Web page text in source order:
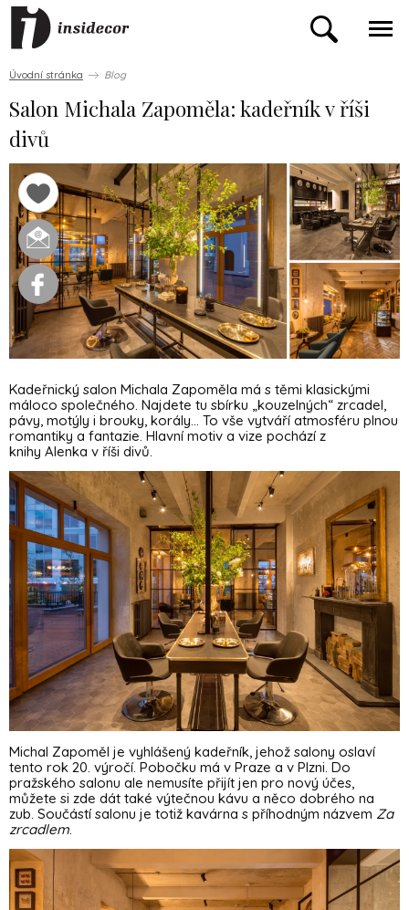
Úvodní stránka Blog
Salon Michala Zapoměla: kadeřník v říši
divů
Kadeřnický salon Michala Zapoměla má s těmi klasickými
máloco společného. Najdete tu sbírku „kouzelných“ zrcadel,
pávy, motýly i brouky, korály... To vše vytváří atmosféru plnou
romantiky a fantazie. Hlavní motiv a vize pochází z
knihy Alenka v říši divů.
Michal Zapoměl je vyhlášený kadeřník, jehož salony oslaví
tento rok 20. výročí. Pobočku má v Praze a v Plzni. Do
pražského salonu ale nemusíte přijít jen pro nový účes,
můžete si zde dát také výtečnou kávu a něco dobrého na
zub. Součástí salonu je totiž kavárna s příhodným názvem Za
zrcadlem